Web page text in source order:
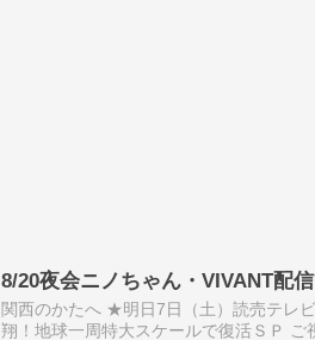
8/20夜会ニノちゃん・VIVANT配
関西のかたへ ★明日7日（土）読売テレ
翔！地球一周特大スケールで復活ＳＰ ご